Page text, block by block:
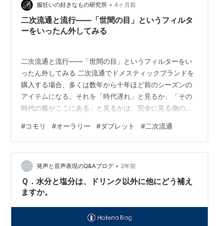
生地は、そもそも「何も考えずに洗える」ために生まれ
た。その実用性が100年以上経った今も変わら…
服狂いの好きなもの研究所 • 4ヶ月前
二次流通と流行——「世間の目」というフィルタ
ーをいったん外してみる
二次流通と流行——「世間の目」というフィルターをい
ったん外してみる 二次流通でドメスティックブランドを
購入する場合、多くは数年から十年ほど前のシーズンの
アイテムになる。それを「時代遅れ」と見るか、「その
時代の服がここにある」と見るかは、完全に見る側の問
ジ」「ネオヴィンテージ」「アーカイブ」として評価さ
れ高値で取引される現象も起きている。同じ服が文脈次
第で全く異なる評価を受ける——これはファッションに
限らず、モノの評価というものが本質的に持つ性質でも
ある。 この両極の評価を見ていると、私たちはどこかで
「世間の目」というフィルターを通してファッション…
#コモリ #オーラリー #ダブレット #二次流通
発声と音声表現のQ&Aブログ • 2年前
Ｑ．水分と塩分は、ドリンク以外に他にどう補え
ますか。